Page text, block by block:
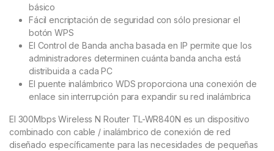
básico
Fácil encriptación de seguridad con sólo presionar el
botón WPS
El Control de Banda ancha basada en IP permite que los
administradores determinen cuánta banda ancha está
distribuida a cada PC
El puente inalámbrico WDS proporciona una conexión de
enlace sin interrupción para expandir su red inalámbrica
El 300Mbps Wireless N Router TL-WR840N es un dispositivo
combinado con cable / inalámbrico de conexión de red
diseñado específicamente para las necesidades de pequeñas